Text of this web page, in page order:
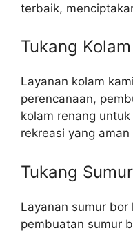
terbaik,
Tukang Kolam
Layanan kolam
perencanaan,
kolam renang
rekreasi yang
Tukang
Layanan sumur bor
pembuatan sumur